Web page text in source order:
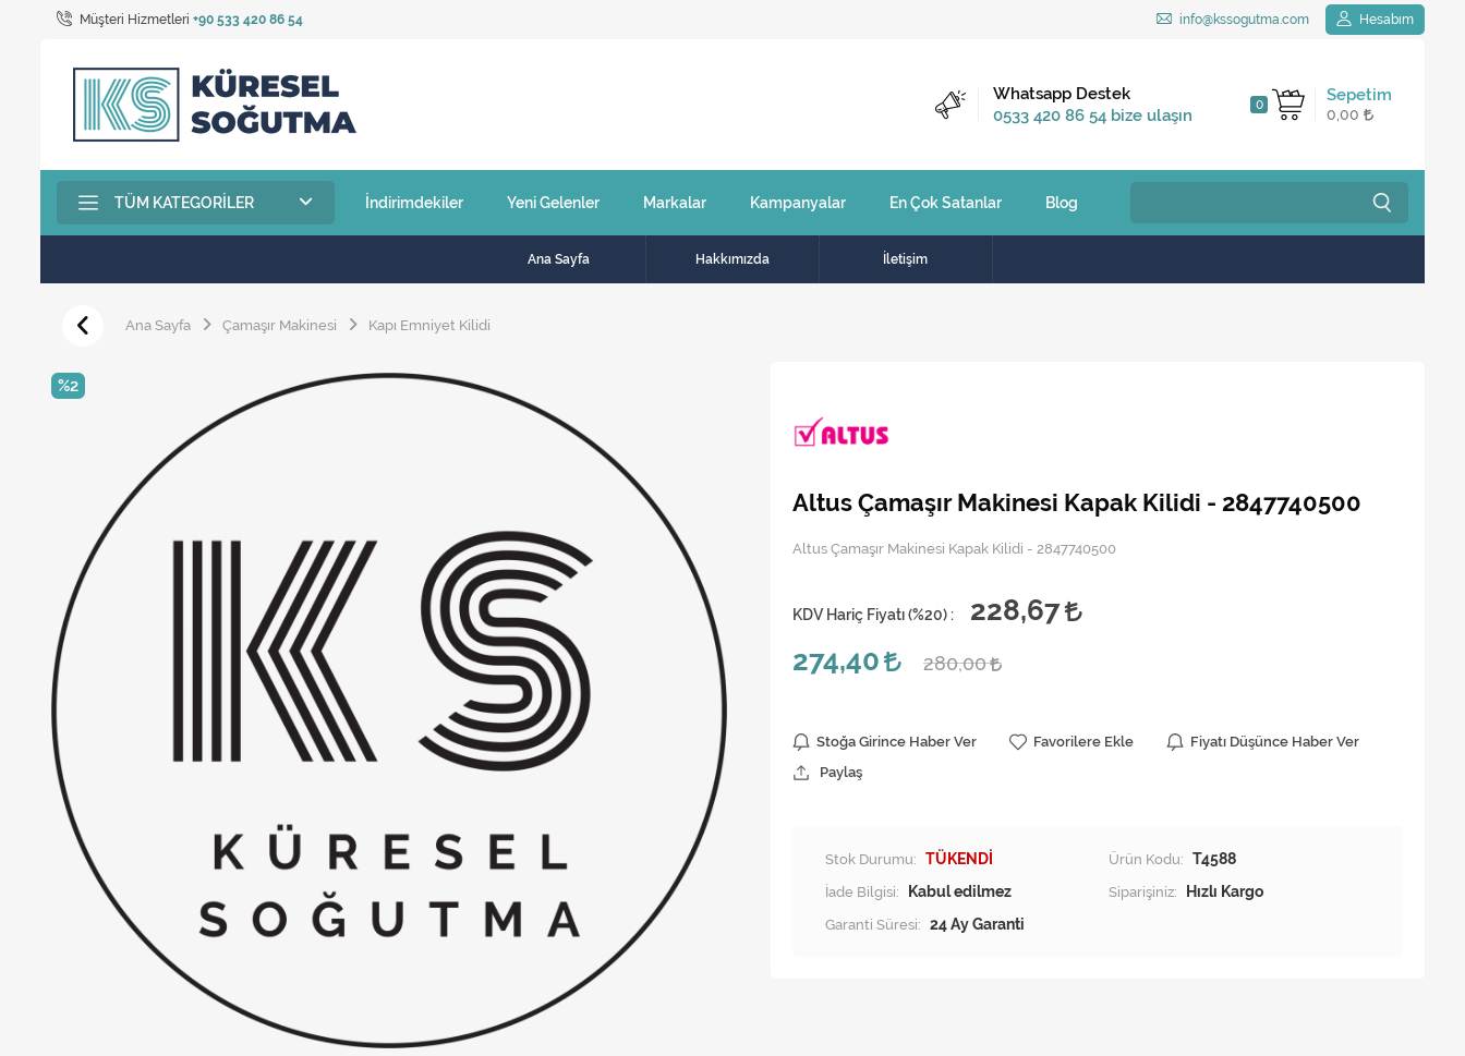
Müşteri Hizmetleri +90 533 420 86 54 info@kssogutma.com Hesabım
Sepetim
0
0,00
Kargo Bedava
2.500 TL ve üzeri
Whatsapp Destek
0533 420 86 54 bize ulaşın
TÜM KATEGORILER İndirimdekiler Yeni Gelenler Markalar Kampanyalar En Çok Satanlar Blog
Ana Sayfa Hakkımızda İletişim
Ana Sayfa Çamaşır Makinesi Kapı Emniyet Kilidi
%2
Altus Çamaşır Makinesi Kapak Kilidi - 2847740500
Altus Çamaşır Makinesi Kapak Kilidi - 2847740500
KDV Hariç Fiyatı (%20) :
228,67
274,40
280,00
Stoğa Girince Haber Ver Favorilere Ekle
Fiyatı Düşünce Haber Ver
Paylaş
Stok Durumu: TÜKENDİ Ürün Kodu: T4588
İade Bilgisi:
Siparişiniz:
Hızlı Kargo
Garanti Süresi: 24 Ay Garanti